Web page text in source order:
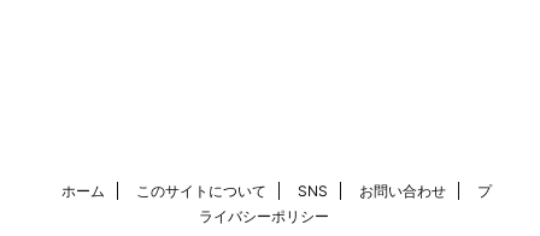
ホーム このサイトについて SNS お問い合わせ
プ
ライバシーポリシー